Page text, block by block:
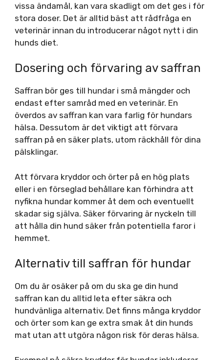
vissa ändamål, kan vara skadligt om det ges i för
stora doser. Det är alltid bäst att rådfråga en
veterinär innan du introducerar något nytt i din
hunds diet.
Dosering och förvaring av saffran
Saffran bör ges till hundar i små mängder och
endast efter samråd med en veterinär. En
överdos av saffran kan vara farlig för hundars
hälsa. Dessutom är det viktigt att förvara
saffran på en säker plats, utom räckhåll för dina
pälsklingar.
Att förvara kryddor och örter på en hög plats
eller i en förseglad behållare kan förhindra att
nyfikna hundar kommer åt dem och eventuellt
skadar sig själva. Säker förvaring är nyckeln till
att hålla din hund säker från potentiella faror i
hemmet.
Alternativ till saffran för hundar
Om du är osäker på om du ska ge din hund
saffran kan du alltid leta efter säkra och
hundvänliga alternativ. Det finns många kryddor
och örter som kan ge extra smak åt din hunds
mat utan att utgöra någon risk för deras hälsa.